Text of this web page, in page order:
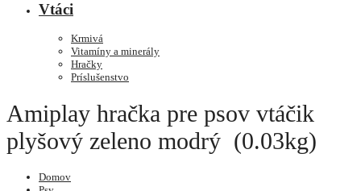
Vtáci
Krmivá
Vitamíny a minerály
Hračky
Príslušenstvo
Amiplay hračka pre psov vtáčik
plyšový zeleno modrý (0.03kg)
Domov